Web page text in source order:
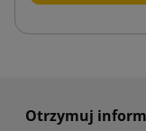
Otrzymuj